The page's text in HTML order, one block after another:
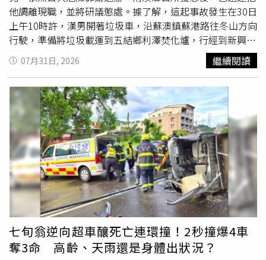
他調離現職，並將研議懲處。據了解，這起事故發生在30日
上午10時許，漢男開著垃圾車，沿蘇澳鎮蘇港路往冬山方向
行駛，準備將垃圾載運到五結鄉利澤焚化爐，行經到新興巷
口時，未注意前車狀況，直接撞上前方自小客車，所幸無人
受傷。警方獲報趕抵現場，發現漢男全身散發酒氣，立即實
施酒精濃度測試，確認其酒測值達每公升0.36毫克，警詢後
依公共危險罪嫌移送宜蘭地檢署偵辦。警方呼籲，酒後駕車
嚴重危害公共安全，切勿心存僥倖以身試法，針對違法行為
絕不寬貸，將嚴加執法，以維護社會治安。對此，南澳鄉公
所表示，目前已將肇事的漢男調離現職，後續將依程序召開
會議，研議相關行政懲處事宜。
07月31日, 2026 繼續閱讀
七旬翁逆向超車釀死亡連環撞！2秒撞爆4車
奪3命 高齡、天雨還是身體出狀況？